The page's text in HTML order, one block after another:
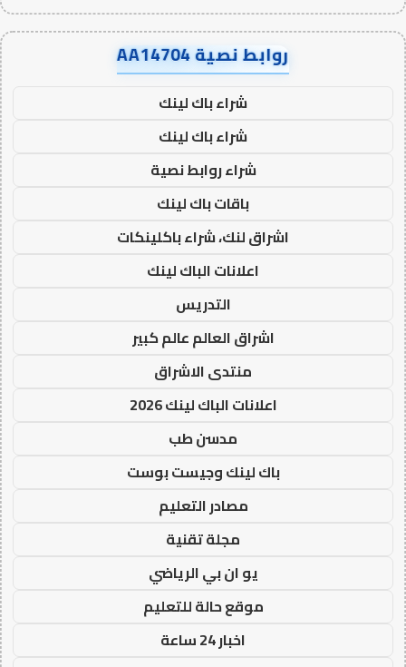
روابط نصية AA14704
شراء باك لينك
شراء باك لينك
شراء روابط نصية
باقات باك لينك
اشراق لنك، شراء باكلينكات
اعلانات الباك لينك
التدريس
اشراق العالم عالم كبير
منتدى الاشراق
اعلانات الباك لينك 2026
مدسن طب
باك لينك وجيست بوست
مصادر التعليم
مجلة تقنية
يو ان بي الرياضي
موقع حالة للتعليم
اخبار 24 ساعة